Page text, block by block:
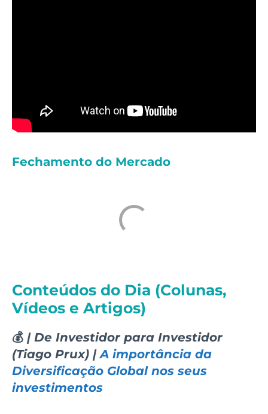
Fechamento do Mercado
Conteúdos do Dia (Colunas,
Vídeos e Artigos)
💰 | De Investidor para Investidor
(Tiago Prux) |A importância da
Diversificação Global nos seus
investimentos